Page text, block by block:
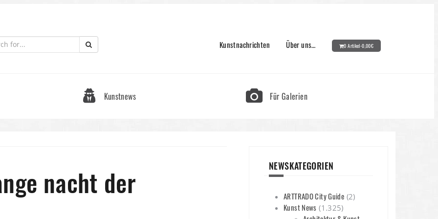
Kunstnachrichten Über uns… 0 Artikel-0,00€
Kunstnews Für Galerien
nacht der NEWSKATEGORIEN
ARTTRADO City Guide (2)
Kunst News (1.325)